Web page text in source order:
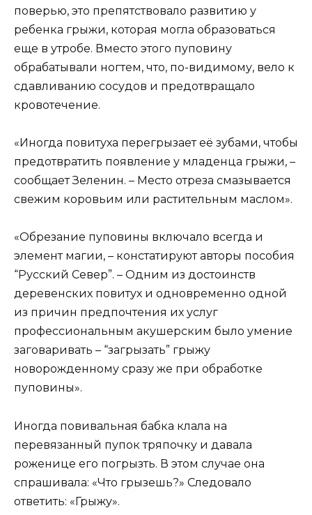
поверью, это препятствовало развитию у
ребенка грыжи, которая могла образоваться
еще в утробе. Вместо этого пуповину
обрабатывали ногтем, что, по-видимому, вело к
сдавливанию сосудов и предотвращало
кровотечение.
«Иногда повитуха перегрызает её зубами, чтобы
предотвратить появление у младенца грыжи, –
сообщает Зеленин. – Место отреза смазывается
свежим коровьим или растительным маслом».
«Обрезание пуповины включало всегда и
элемент магии, – констатируют авторы пособия
“Русский Север”. – Одним из достоинств
деревенских повитух и одновременно одной
из причин предпочтения их услуг
профессиональным акушерским было умение
заговаривать – “загрызать” грыжу
новорожденному сразу же при обработке
пуповины».
Иногда повивальная бабка клала на
перевязанный пупок тряпочку и давала
роженице его погрызть. В этом случае она
спрашивала: «Что грызешь?» Следовало
ответить: «Грыжу».